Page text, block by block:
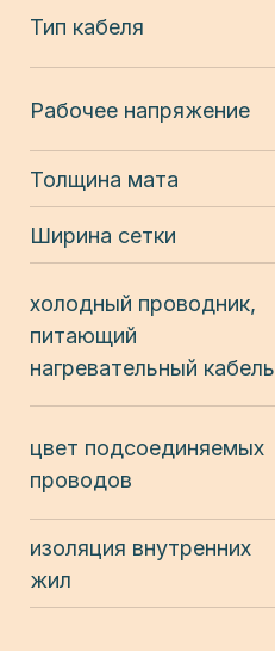
Тип кабеля
Рабочее напряжение
Толщина мата
Ширина сетки
холодный проводник,
питающий
нагревательный кабель
цвет подсоединяемых
проводов
изоляция внутренних
жил